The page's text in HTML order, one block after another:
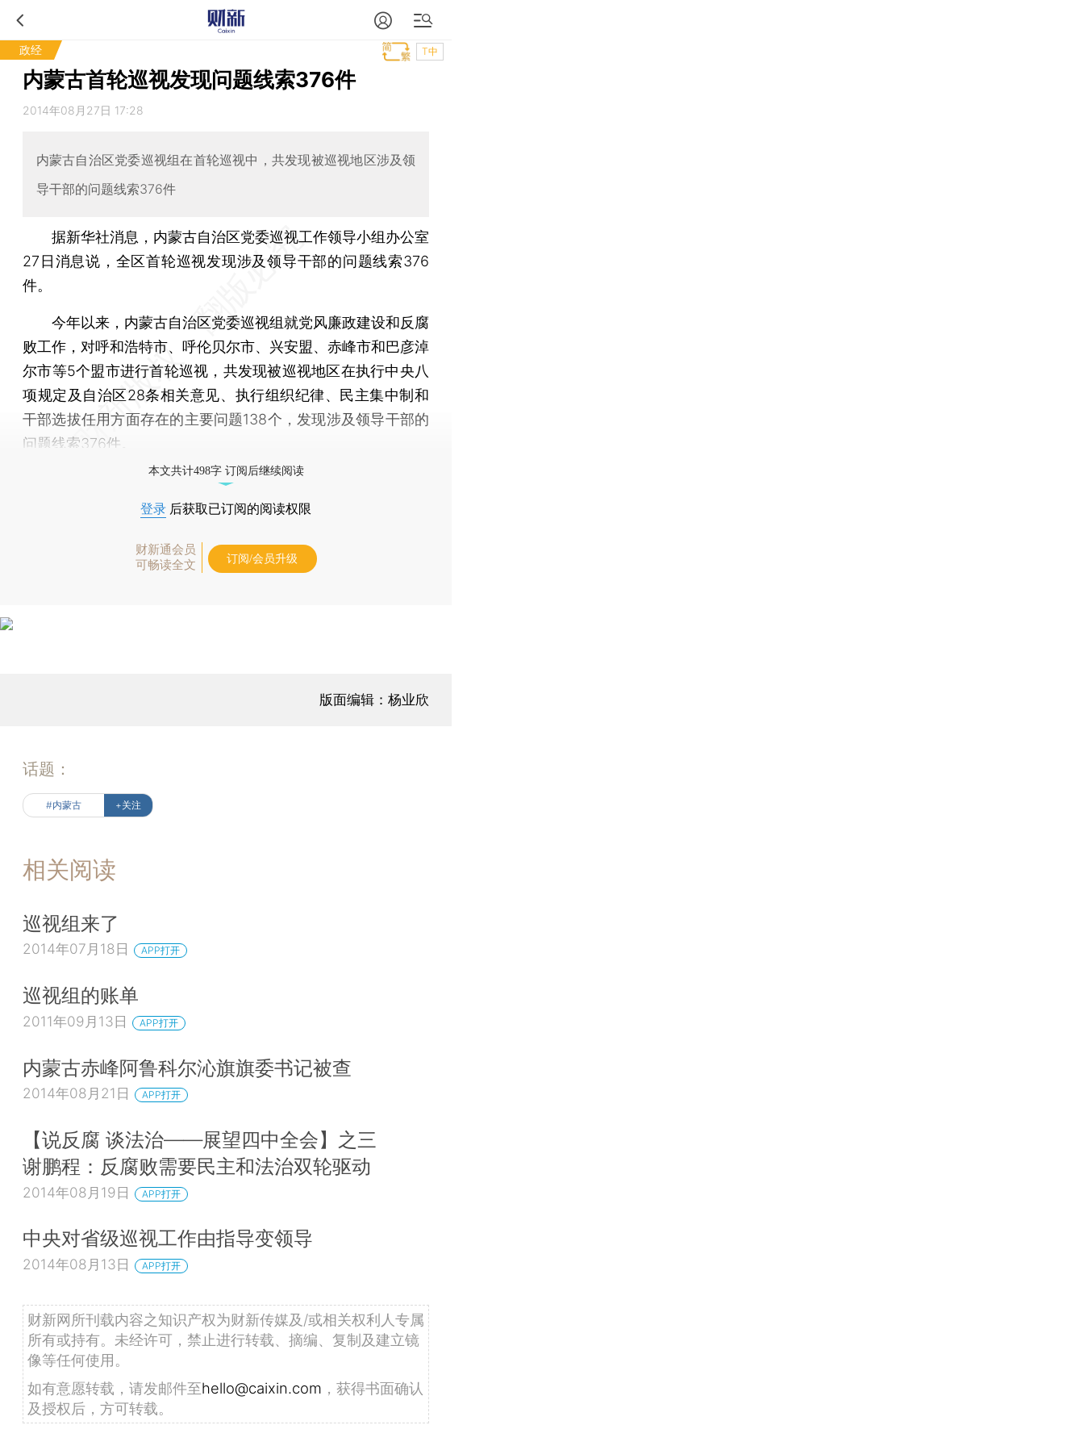
政经 T中
内蒙古首轮巡视发现问题线索376件
2014年08月27日 17:28
内蒙古自治区党委巡视组在首轮巡视中，共发现被巡视地区涉及领
导干部的问题线索376件
据新华社消息，内蒙古自治区党委巡视工作领导小组办公室
27日消息说，全区首轮巡视发现涉及领导干部的问题线索376
件。
今年以来，内蒙古自治区党委巡视组就党风廉政建设和反腐
败工作，对呼和浩特市、呼伦贝尔市、兴安盟、赤峰市和巴彦淖
尔市等5个盟市进行首轮巡视，共发现被巡视地区在执行中央八
项规定及自治区28条相关意见、执行组织纪律、民主集中制和
干部选拔任用方面存在的主要问题138个，发现涉及领导干部的
问题线索376件。
本文共计498字 订阅后继续阅读
登录 后获取已订阅的阅读权限
财新通会员
可畅读全文
订阅/会员升级
版面编辑：杨业欣
话题：
#内蒙古 +关注
相关阅读
巡视组来了
2014年07月18日 APP打开
巡视组的账单
2011年09月13日 APP打开
内蒙古赤峰阿鲁科尔沁旗旗委书记被查
2014年08月21日 APP打开
【说反腐 谈法治——展望四中全会】之三
谢鹏程：反腐败需要民主和法治双轮驱动
2014年08月19日 APP打开
中央对省级巡视工作由指导变领导
2014年08月13日 APP打开
财新网所刊载内容之知识产权为财新传媒及/或相关权利人专属
所有或持有。未经许可，禁止进行转载、摘编、复制及建立镜
像等任何使用。
如有意愿转载，请发邮件至hello@caixin.com ，获得书面确认
及授权后，方可转载。